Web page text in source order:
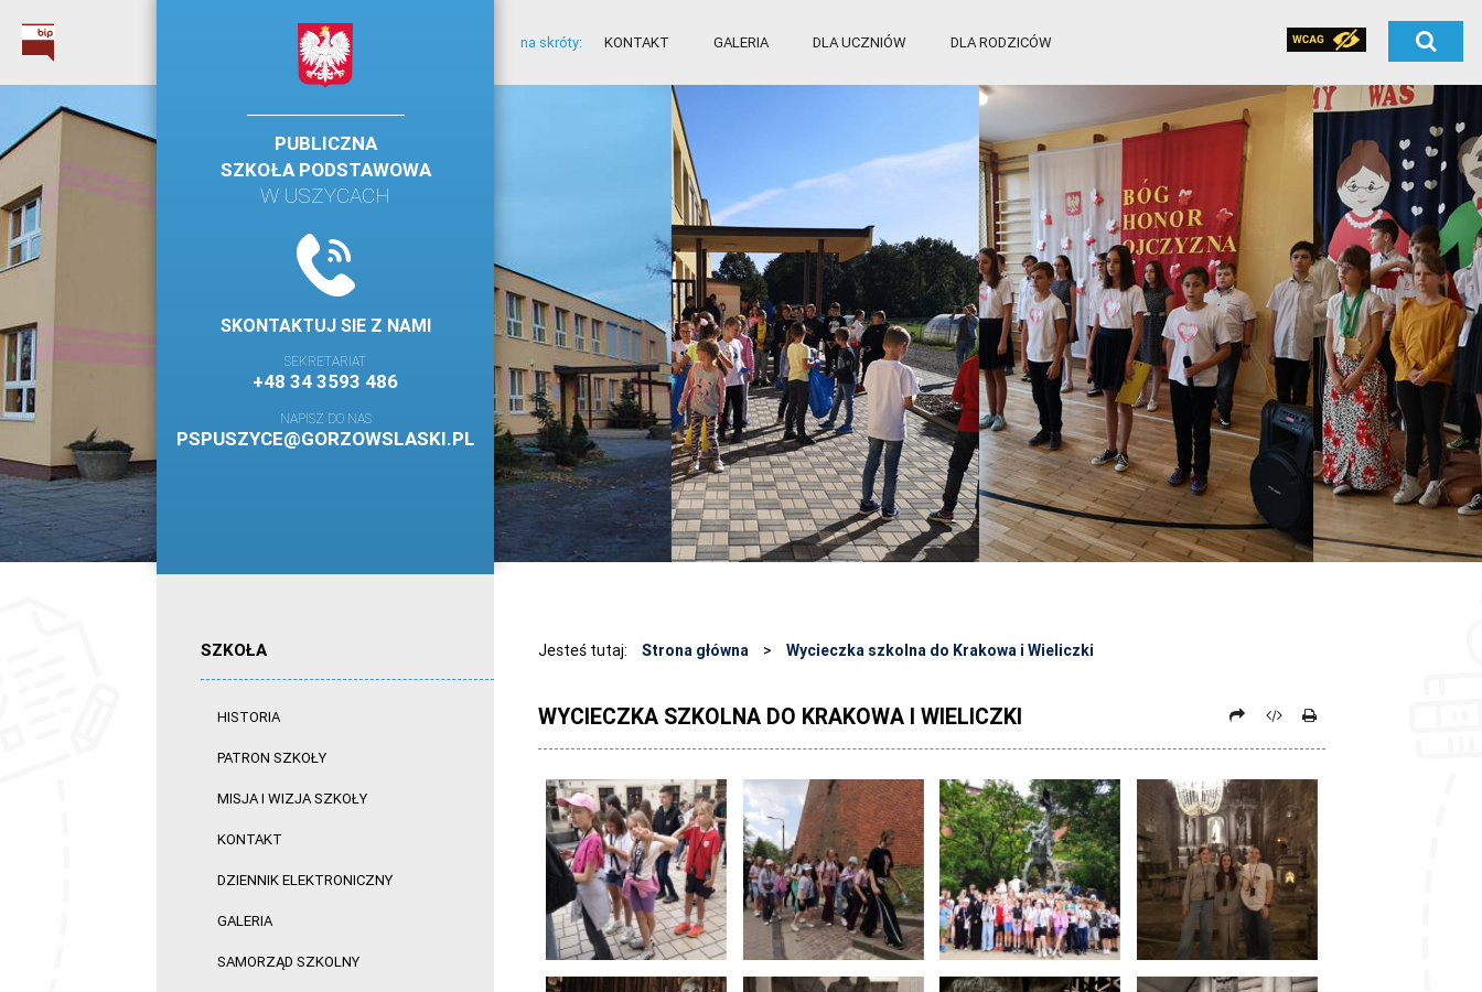
na skróty: KONTAKT GALERIA DLA UCZNIÓW DLA RODZICÓW
PUBLICZNA
SZKOŁA PODSTAWOWA
W USZYCACH
SKONTAKTUJ SIE Z NAMI
SEKRETARIAT
+48 34 3593 486
NAPISZ DO NAS
PSPUSZYCE@GORZOWSLASKI.PL
SZKOŁA
HISTORIA
PATRON SZKOŁY
MISJA I WIZJA SZKOŁY
KONTAKT
DZIENNIK ELEKTRONICZNY
GALERIA
SAMORZĄD SZKOLNY
Jesteś tutaj: Strona główna > Wycieczka szkolna do Krakowa i Wieliczki
WYCIECZKA SZKOLNA DO KRAKOWA I WIELICZKI